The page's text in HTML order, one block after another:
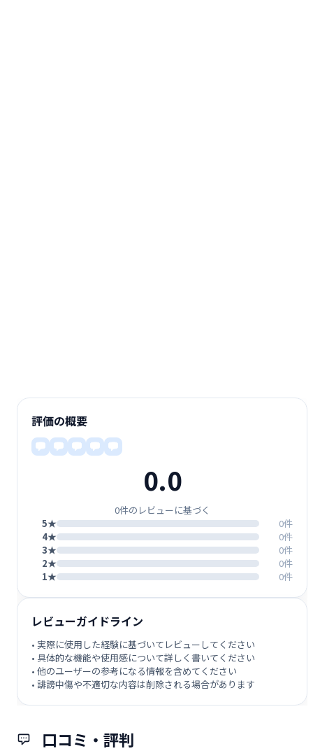
口コミ・評判
評価の概要
0.0
0件のレビューに基づく
5★
0件
4★
0件
3★
0件
2★
0件
1★
0件
レビューガイドライン
• 実際に使用した経験に基づいてレビューしてください
• 具体的な機能や使用感について詳しく書いてください
• 他のユーザーの参考になる情報を含めてください
• 誹謗中傷や不適切な内容は削除される場合があります